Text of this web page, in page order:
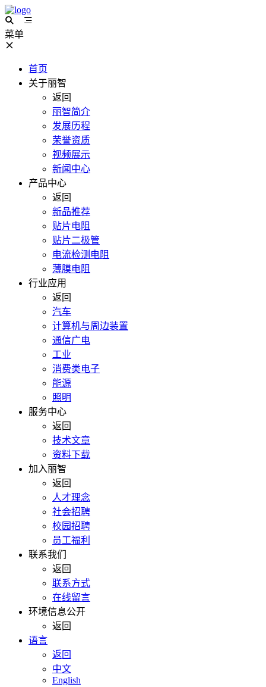
菜单
首页
关于丽智
返回
丽智简介
发展历程
荣誉资质
视频展示
新闻中心
产品中心
返回
新品推荐
贴片电阻
贴片二极管
电流检测电阻
薄膜电阻
行业应用
返回
汽车
计算机与周边装置
通信广电
工业
消费类电子
能源
照明
服务中心
返回
技术文章
资料下载
加入丽智
返回
人才理念
社会招聘
校园招聘
员工福利
联系我们
返回
联系方式
在线留言
环境信息公开
返回
语言
返回
中文
English